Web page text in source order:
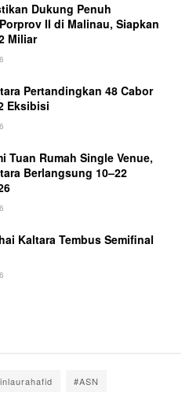
Dukung Penuh
II di Malinau, Siapkan
Miliar
Pertandingkan 48 Cabor
Eksibisi
Tuan Rumah Single Venue,
Berlangsung 10–22
Kaltara Tembus Semifinal
#ASN